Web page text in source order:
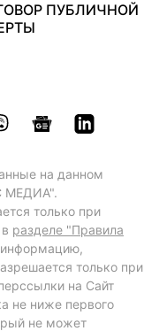
ПУБЛИЧНОЙ
на данном
МЕДИА".
только при
разделе "Правила
информацию,
только при
на Сайт
не ниже первого
не может